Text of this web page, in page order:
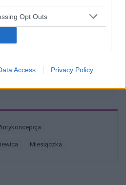
Opt Outs
Access Privacy Policy
2 . (Treść krępująca)
z takim już ostatnim
korzystania w toalecie,
, bardziej w środku odbytu).
gabbka09@gmail.com
Dla nastolatek
antykoncepcja
miesiączka